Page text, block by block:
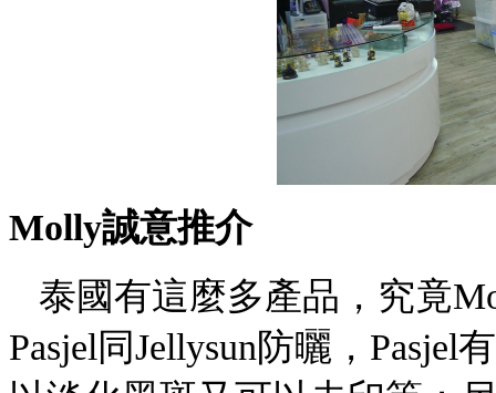
Molly誠意推介
泰國有這麼多產品，究竟
Pasjel同Jellysun防曬，